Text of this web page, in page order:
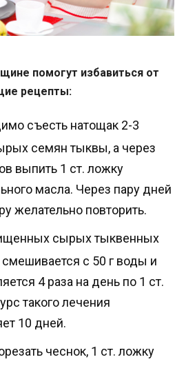
помогут избавиться от
рецепты:
съесть натощак 2-3
семян тыквы, а через
выпить 1 ст. ложку
масла. Через пару дней
желательно повторить.
сырых тыквенных
с 50 г воды и
4 раза на день по 1 ст.
такого лечения
10 дней.
чеснок, 1 ст. ложку